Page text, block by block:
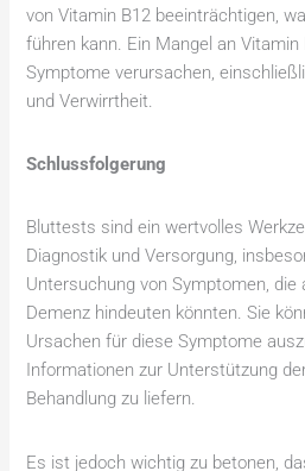
von Vitamin B12 beeinträchtigen,
führen kann. Ein Mangel an
Symptome verursachen,
und Verwirrtheit.
Schlussfolgerung
Bluttests sind ein wertvolles
Diagnostik und Versorgung,
Untersuchung von Symptomen, die
Demenz hindeuten könnten. Sie
Ursachen für diese Symptome
Informationen zur Unterstützung
Behandlung zu liefern.
Es ist jedoch wichtig zu betonen,